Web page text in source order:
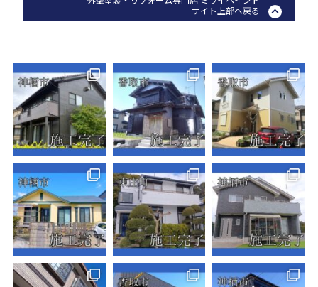
サイト上部へ戻る